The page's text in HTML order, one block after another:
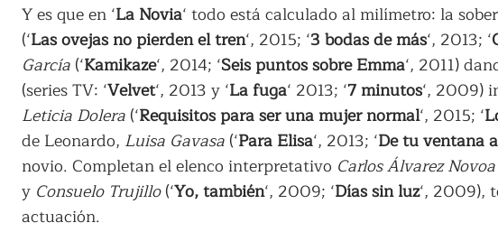
Y es que en ‘La Novia‘ todo está calculado al milímetro: la
(‘Las ovejas no pierden el tren‘, 2015; ‘3 bodas de más‘, 2013; ‘
García (‘Kamikaze‘, 2014; ‘Seis puntos sobre Emma‘, 2011)
(series TV: ‘Velvet‘, 2013 y ‘La fuga‘ 2013; ‘7 minutos‘, 2009)
Leticia Dolera (‘Requisitos para ser una mujer normal‘, 2015; ‘
de Leonardo, Luisa Gavasa (‘Para Elisa‘, 2013; ‘De tu ventana
novio. Completan el elenco interpretativo Carlos Álvarez Novoa
y Consuelo Trujillo(‘Yo, también‘, 2009; ‘Días sin luz‘, 2009),
actuación.